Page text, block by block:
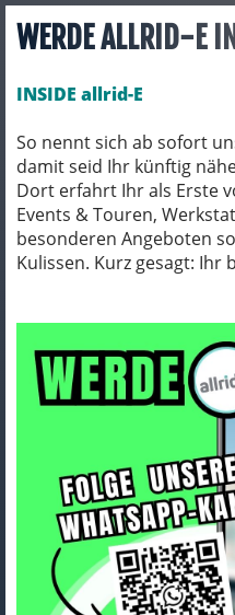
WERDE ALLRID-E
INSIDE allrid-E
So nennt sich ab sofort
damit seid Ihr künftig
Dort erfahrt Ihr als Erste
Events & Touren,
besonderen Angeboten
Kulissen. Kurz gesagt: Ihr
Toggle navigation
FAHRRADZUBEHÖR